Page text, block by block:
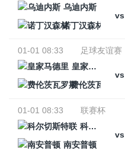
乌迪内斯
vs
诺丁汉森林
01-01 08:33
足球友谊赛
皇家马德里
vs
费伦茨瓦罗斯
01-01 08:33
联赛杯
科尔切斯特联
vs
南安普顿